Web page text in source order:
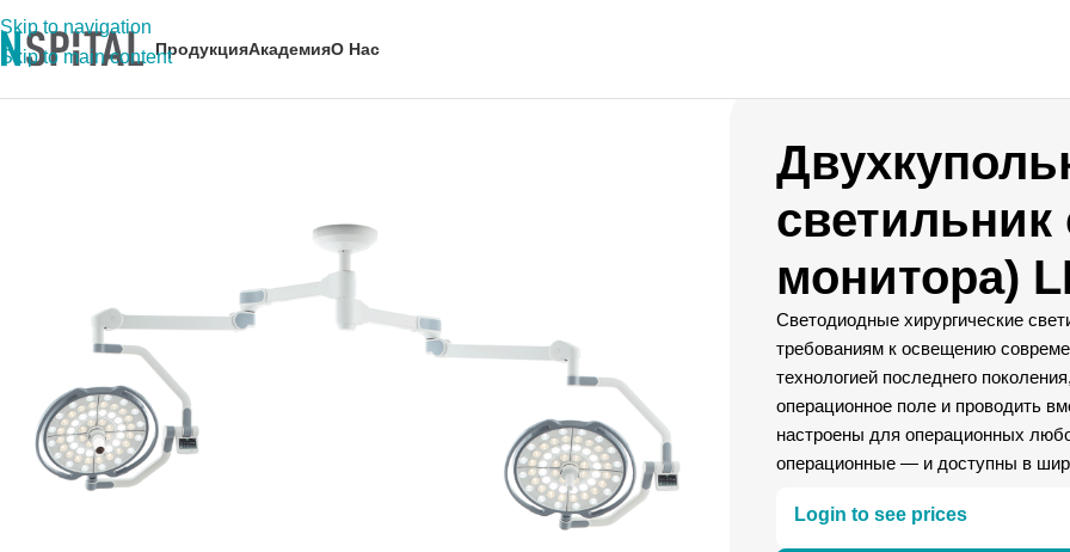
Skip to navigation
Skip to main contentПродукцияАкадемияО Нас
светильник
монитора)
Светодиодные хирургические
требованиям к освещению
технологией последнего
операционное поле и проводить
настроены для операционных
операционные — и доступны в
Login to see prices